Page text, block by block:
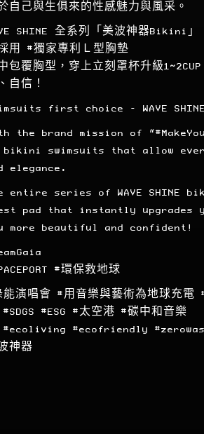
自己與生俱來的性感魅力與風采。
SHINE 全系列「美波神器Bikini」
用 #獨家專利Ｌ型胸墊
包覆胸型，穿上立刻罩杯升級
自信！
first choice – WAVE
the brand mission of “
swimsuits that allow every
elegance.
entire series of WAVE SHINE
pad that instantly upgrades
more beautiful and confident!
#環保救地球
能演唱會 #用音樂與藝術為地球充電
#SDGS #ESG #太空港
#碳中和音樂
#ecoliving #ecofriendly
神器